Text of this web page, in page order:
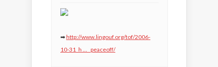
➡http://www.lingouf.org/tof/2006-
10-31_h … _peaceoff/